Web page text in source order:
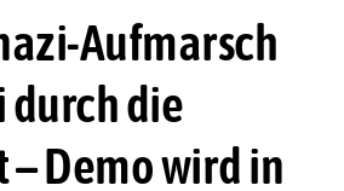
Aufmarsch
durch die
Demo wird in